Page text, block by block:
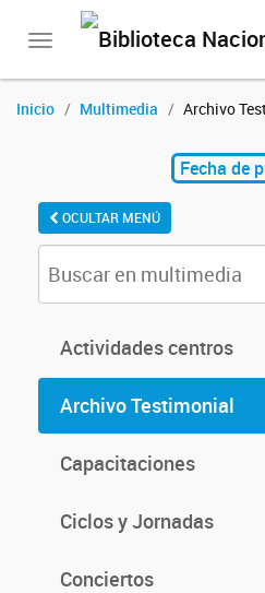
Toggle
Inicio Multimedia Archivo
Fecha de
OCULTAR MENÚ
Actividades centros
Archivo Testimonial
Capacitaciones
Ciclos y Jornadas
Conciertos